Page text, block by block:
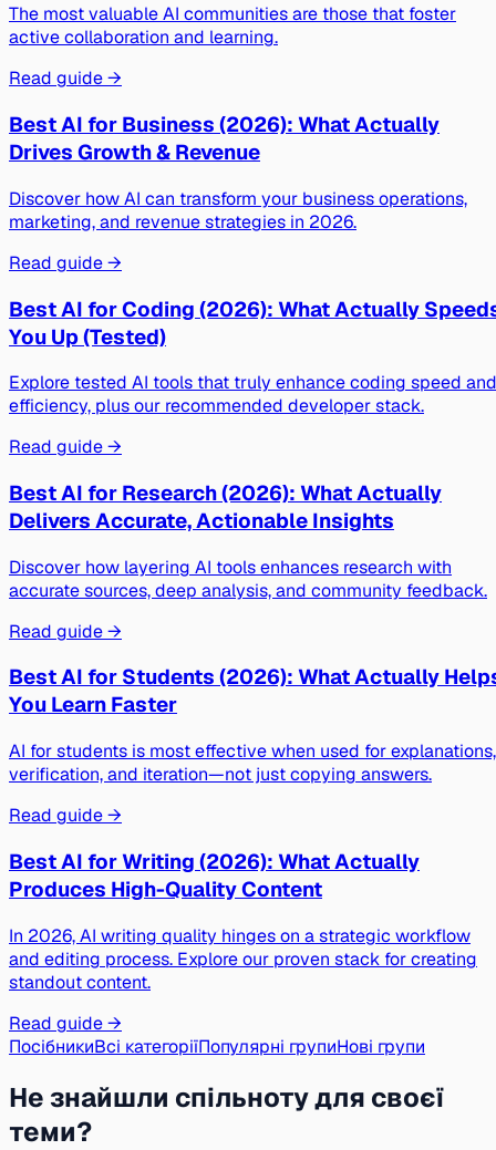
The most valuable AI communities are those that foster
active collaboration and learning.
Read guide →
Best AI for Business (2026): What Actually
Drives Growth & Revenue
Discover how AI can transform your business operations,
marketing, and revenue strategies in 2026.
Read guide →
Best AI for Coding (2026): What Actually
You Up (Tested)
Explore tested AI tools that truly enhance coding speed and
efficiency, plus our recommended developer stack.
Read guide →
Best AI for Research (2026): What Actually
Delivers Accurate, Actionable Insights
Discover how layering AI tools enhances research with
accurate sources, deep analysis, and community feedback.
Read guide →
Best AI for Students (2026): What Actually
You Learn Faster
AI for students is most effective when used for explanations,
verification, and iteration—not just copying answers.
Read guide →
Best AI for Writing (2026): What Actually
Produces High-Quality Content
In 2026, AI writing quality hinges on a strategic workflow
and editing process. Explore our proven stack for creating
standout content.
Read guide →
ПосібникиВсі категоріїПопулярні групиНові групи
Не знайшли спільноту для своєї
теми?